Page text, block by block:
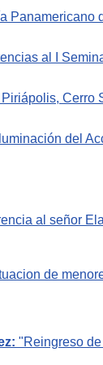
Panamericano
al I
Piriápolis, Cerro
del
al señor
de
"Reingreso